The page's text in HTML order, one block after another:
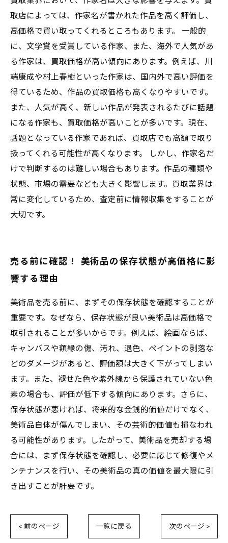
取店によっては、作家名が書かれた作品を高く評価し、
高価格で買い取ってくれるところもあります。 一般的
に、文学賞を受賞している作家、また、海外で人気があ
る作家は、買取価格が高い傾向にあります。例えば、川
端康成や村上春樹といった作家は、国内外で高い評価を
得ているため、作品の買取価格も高くなりやすいです。
また、人気が高く、新しい作品が発表されるたびに話題
になる作家も、買取価格が高いことが多いです。現在、
話題となっている作家であれば、買取店でも高額で取り
扱ってくれる可能性が高くなります。 しかし、作家名だ
けで判断するのは難しい場合もあります。作品の種類や
状態、市場の需要なども大きく影響します。買取業界は
常に変化しているため、査定前に情報収集をすることが
大切です。
売る前に確認！ 美術品の保存状態が高価格に影
響する理由
美術品を売る前に、まずその保存状態を確認することが
重要です。なぜなら、保存状態が良い美術品は高価格で
取引されることが多いからです。例えば、絵画ならば、
キャンバスや額縁の傷、汚れ、退色、ペイントの剥落な
どのダメージがあると、評価額は大きく下がってしまい
ます。また、褪せた色や紫外線から保護されていない色
素の場合も、評価が低下する傾向にあります。さらに、
保存状態が悪ければ、将来的な金銭的価値だけでなく、
美術品自体が傷んでしまい、その芸術的価値も損なわれ
る可能性があります。したがって、美術品を売却する場
合には、まず保存状態を確認し、必要に応じて修復やメ
ンテナンスを行い、その美術品の真の価値を最大限に引
き出すことが肝要です。
< 前のページ 一覧に戻る 次のページ >